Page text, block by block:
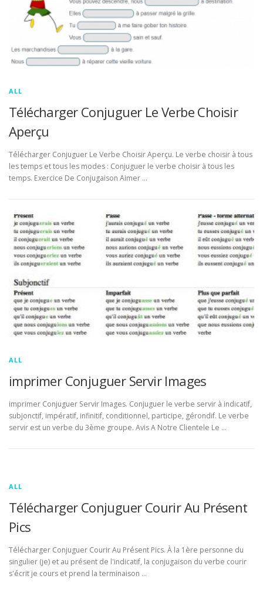
ALL
Télécharger Conjuguer Le Verbe Choisir
Aperçu
Télécharger Conjuguer Le Verbe Choisir Aperçu. Le verbe choisir à tous
les temps et tous les modes : Conjuguer le verbe choisir à tous les
temps. Exercice De Conjugaison Aimer …
ALL
imprimer Conjuguer Servir Images
imprimer Conjuguer Servir Images. Conjuguer le verbe servir à indicatif,
subjonctif, impératif, infinitif, conditionnel, participe, gérondif. Le verbe
servir est un verbe du 3ème groupe. Avis A Notre Clientele Le …
ALL
Télécharger Conjuguer Courir Au Présent
Pics
Télécharger Conjuguer Courir Au Présent Pics. À la 1ère personne du
singulier (je) et au présent de l'indicatif, la conjugaison du verbe courir
s'écrit je cours et prend la terminaison …